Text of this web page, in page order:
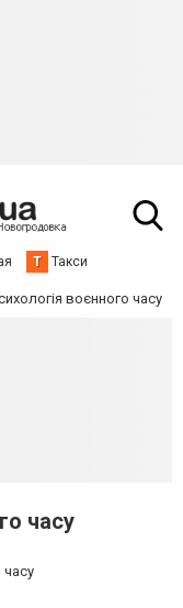
Т Такси
воєнного часу
часу